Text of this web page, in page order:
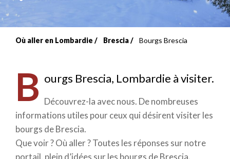
d'Ariane
Où aller en Lombardie Brescia Bourgs Brescia
B ourgs Brescia, Lombardie à visiter.
Découvrez-la avec nous. De nombreuses
informations utiles pour ceux qui désirent visiter les
bourgs de Brescia.
Que voir ? Où aller ? Toutes les réponses sur notre
portail, plein d’idées sur les bourgs de Brescia.